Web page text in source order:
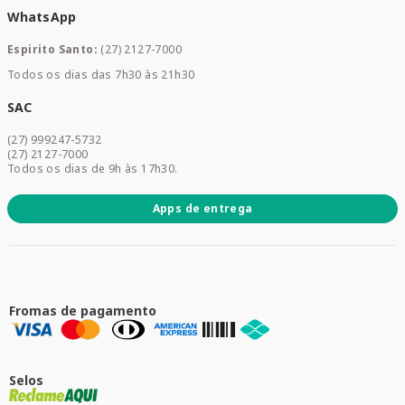
Saúde e Bem-estar
Mamães e Bebê
Dermocosméticos
Promoções
WhatsApp
Espirito Santo: (27) 2127-7000
Todos os dias das 7h30 às 21h30
SAC
(27) 999247-5732
(27) 2127-7000
Todos os dias de 9h às 17h30.
Apps de entrega
Fromas de pagamento
Selos